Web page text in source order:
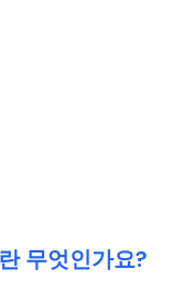
무엇인가요?